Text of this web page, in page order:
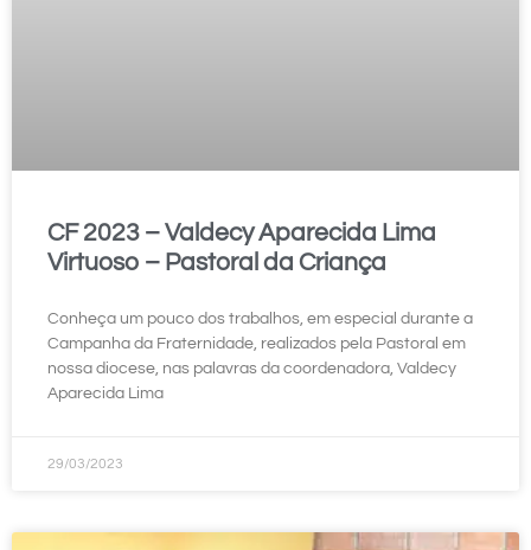
CF 2023 – Valdecy Aparecida Lima
Virtuoso – Pastoral da Criança
Conheça um pouco dos trabalhos, em especial durante a
Campanha da Fraternidade, realizados pela Pastoral em
nossa diocese, nas palavras da coordenadora, Valdecy
Aparecida Lima
29/03/2023